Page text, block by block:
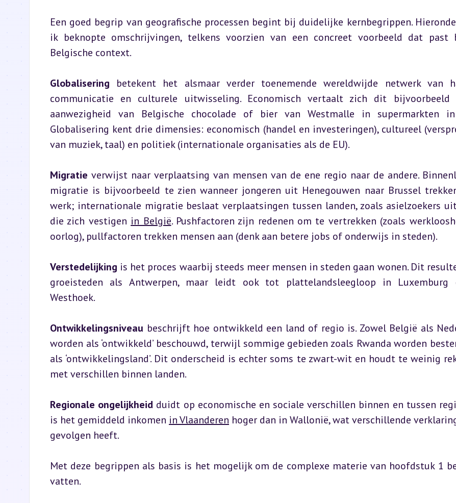
Een goed begrip van geografische processen begint bij duidelijke kernbegrippen.
ik beknopte omschrijvingen, telkens voorzien van een concreet voorbeeld dat past
Belgische context.
Globalisering betekent het alsmaar verder toenemende wereldwijde netwerk van
communicatie en culturele uitwisseling. Economisch vertaalt zich dit
aanwezigheid van Belgische chocolade of bier van Westmalle in supermarkten
Globalisering kent drie dimensies: economisch (handel en investeringen), cultureel
van muziek, taal) en politiek (internationale organisaties als de EU).
Migratie verwijst naar verplaatsing van mensen van de ene regio naar de andere.
migratie is bijvoorbeeld te zien wanneer jongeren uit Henegouwen naar Brussel
werk; internationale migratie beslaat verplaatsingen tussen landen, zoals asielzoekers
die zich vestigen in België. Pushfactoren zijn redenen om te vertrekken (zoals
oorlog), pullfactoren trekken mensen aan (denk aan betere jobs of onderwijs in steden).
Verstedelijking is het proces waarbij steeds meer mensen in steden gaan wonen. Dit
groeisteden als Antwerpen, maar leidt ook tot plattelandsleegloop in
Westhoek.
Ontwikkelingsniveau beschrijft hoe ontwikkeld een land of regio is. Zowel België als
worden als ‘ontwikkeld’ beschouwd, terwijl sommige gebieden zoals Rwanda worden
als ‘ontwikkelingsland’. Dit onderscheid is echter soms te zwart-wit en houdt te weinig
met verschillen binnen landen.
Regionale ongelijkheid duidt op economische en sociale verschillen binnen en tussen
is het gemiddeld inkomen in Vlaanderen hoger dan in Wallonië, wat verschillende
gevolgen heeft.
Met deze begrippen als basis is het mogelijk om de complexe materie van hoofdstuk 1
vatten.